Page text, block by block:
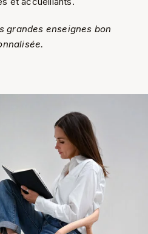
grandes enseignes bon